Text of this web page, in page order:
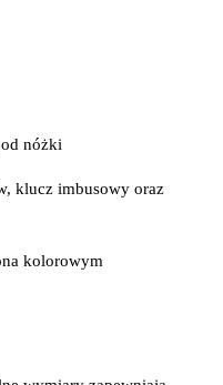
nóżki
klucz imbusowy oraz
kolorowym